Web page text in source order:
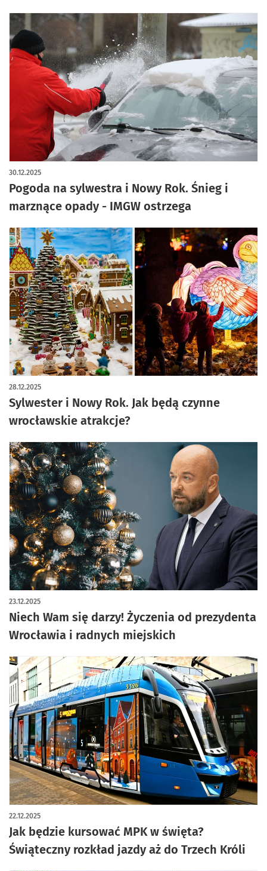
Pogoda na sylwestra i Nowy Rok. Śnieg i
marznące opady - IMGW ostrzega
30.12.2025
Sylwester i Nowy Rok. Jak będą czynne
wrocławskie atrakcje?
28.12.2025
Niech Wam się darzy! Życzenia od prezydenta
Wrocławia i radnych miejskich
23.12.2025
Jak będzie kursować MPK w święta?
Świąteczny rozkład jazdy aż do Trzech Króli
22.12.2025